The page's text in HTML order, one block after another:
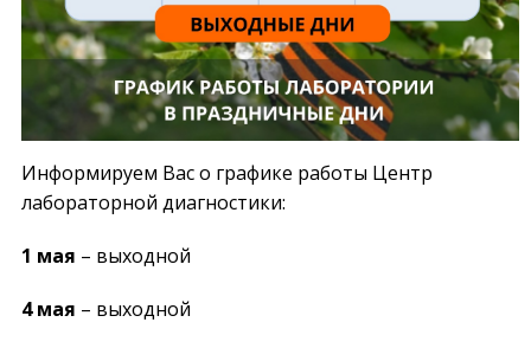
Информируем Вас о графике работы Центр
лабораторной диагностики:
1 мая – выходной
4 мая – выходной